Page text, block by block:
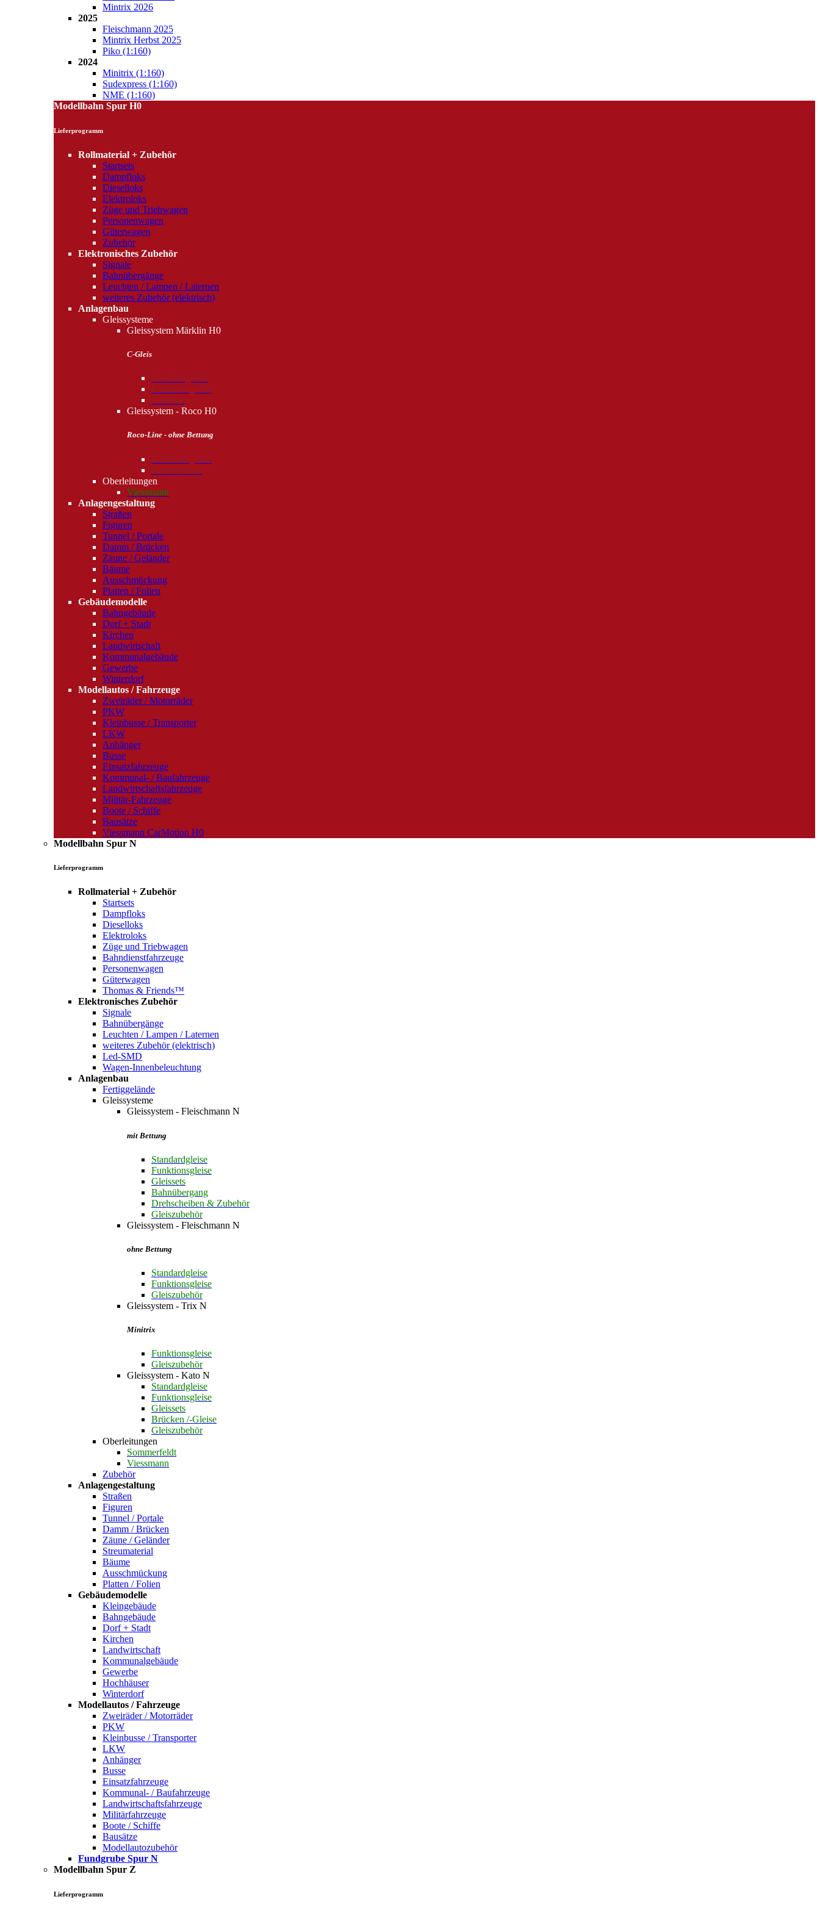
Mintrix 2026
2025
Fleischmann 2025
Mintrix Herbst 2025
Piko (1:160)
2024
Minitrix (1:160)
Sudexpress (1:160)
NME (1:160)
Modellbahn Spur H0
Lieferprogramm
Rollmaterial + Zubehör
Startsets
Dampfloks
Dieselloks
Elektroloks
Züge und Triebwagen
Personenwagen
Güterwagen
Zubehör
Elektronisches Zubehör
Signale
Bahnübergänge
Leuchten / Lampen / Laternen
weiteres Zubehör (elektrisch)
Anlagenbau
Gleissysteme
Gleissystem Märklin H0
C-Gleis
Gleissystem - Roco H0
Roco-Line - ohne Bettung
Oberleitungen
Viessmann
Anlagengestaltung
Straßen
Figuren
Tunnel / Portale
Damm / Brücken
Zäune / Geländer
Bäume
Ausschmückung
Platten / Folien
Gebäudemodelle
Bahngebäude
Dorf + Stadt
Kirchen
Landwirtschaft
Kommunalgebäude
Gewerbe
Winterdorf
Modellautos / Fahrzeuge
Zweiräder / Motorräder
PKW
Kleinbusse / Transporter
LKW
Anhänger
Busse
Einsatzfahrzeuge
Kommunal- / Baufahrzeuge
Landwirtschaftsfahrzeuge
Militär-Fahrzeuge
Boote / Schiffe
Bausätze
Viessmann CarMotion H0
Modellbahn Spur N
Lieferprogramm
Rollmaterial + Zubehör
Startsets
Dampfloks
Dieselloks
Elektroloks
Züge und Triebwagen
Bahndienstfahrzeuge
Personenwagen
Güterwagen
Thomas & Friends™
Elektronisches Zubehör
Signale
Bahnübergänge
Leuchten / Lampen / Laternen
weiteres Zubehör (elektrisch)
Led-SMD
Wagen-Innenbeleuchtung
Anlagenbau
Fertiggelände
Gleissysteme
Gleissystem - Fleischmann N
mit Bettung
Standardgleise
Funktionsgleise
Gleissets
Bahnübergang
Drehscheiben & Zubehör
Gleiszubehör
Gleissystem - Fleischmann N
ohne Bettung
Standardgleise
Funktionsgleise
Gleiszubehör
Gleissystem - Trix N
Minitrix
Funktionsgleise
Gleiszubehör
Gleissystem - Kato N
Standardgleise
Funktionsgleise
Gleissets
Brücken /-Gleise
Gleiszubehör
Oberleitungen
Sommerfeldt
Viessmann
Zubehör
Anlagengestaltung
Straßen
Figuren
Tunnel / Portale
Damm / Brücken
Zäune / Geländer
Streumaterial
Bäume
Ausschmückung
Platten / Folien
Gebäudemodelle
Kleingebäude
Bahngebäude
Dorf + Stadt
Kirchen
Landwirtschaft
Kommunalgebäude
Gewerbe
Hochhäuser
Winterdorf
Modellautos / Fahrzeuge
Zweiräder / Motorräder
PKW
Kleinbusse / Transporter
LKW
Anhänger
Busse
Einsatzfahrzeuge
Kommunal- / Baufahrzeuge
Landwirtschaftsfahrzeuge
Militärfahrzeuge
Boote / Schiffe
Bausätze
Modellautozubehör
Fundgrube Spur N
Modellbahn Spur Z
Lieferprogramm